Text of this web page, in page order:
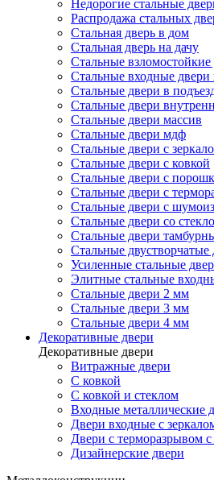
Недорогие стальные
Распродажа стальных
Стальная дверь в дом
Стальная дверь на дачу
Стальные взломостойкие
Стальные входные двери
Стальные двери в
Стальные двери
Стальные двери массив
Стальные двери мдф
Стальные двери с
Стальные двери с ковкой
Стальные двери с
Стальные двери с
Стальные двери с
Стальные двери со
Стальные двери
Стальные двустворчатые
Усиленные стальные
Элитные стальные
Стальные двери 2 мм
Стальные двери 3 мм
Стальные двери 4 мм
Декоративные двери
Декоративные двери
Витражные двери
С ковкой
С ковкой и стеклом
Входные металлические
Двери входные с
Двери с терморазрывом с
Дизайнерские двери